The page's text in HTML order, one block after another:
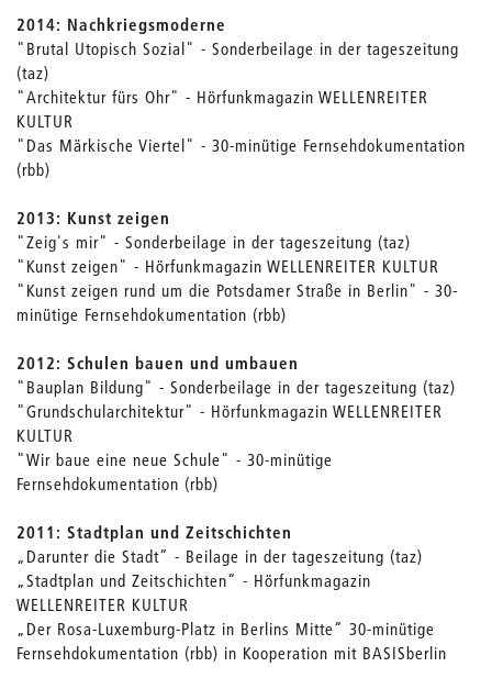
2014: Nachkriegsmoderne
"Brutal Utopisch Sozial" - Sonderbeilage in der tageszeitung
(taz)
"Architektur fürs Ohr" - Hörfunkmagazin WELLENREITER
KULTUR
"Das Märkische Viertel" - 30-minütige Fernsehdokumentation
(rbb)
2013: Kunst zeigen
"Zeig's mir" - Sonderbeilage in der tageszeitung (taz)
"Kunst zeigen" - Hörfunkmagazin WELLENREITER KULTUR
"Kunst zeigen rund um die Potsdamer Straße in Berlin" - 30-
minütige Fernsehdokumentation (rbb)
2012: Schulen bauen und umbauen
"Bauplan Bildung" - Sonderbeilage in der tageszeitung (taz)
"Grundschularchitektur" - Hörfunkmagazin WELLENREITER
KULTUR
"Wir baue eine neue Schule" - 30-minütige
Fernsehdokumentation (rbb)
2011: Stadtplan und Zeitschichten
„Darunter die Stadt“ - Beilage in der tageszeitung (taz)
„Stadtplan und Zeitschichten“ - Hörfunkmagazin
WELLENREITER KULTUR
„Der Rosa-Luxemburg-Platz in Berlins Mitte“ 30-minütige
Fernsehdokumentation (rbb) in Kooperation mit BASISberlin